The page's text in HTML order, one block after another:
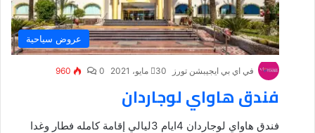
عروض سياحية
في اي بي ايجيبشن تورز 30 مايو، 2021 0
960
فندق هاواي لوجاردان
فندق هاواي لوجاردان 4ايام 3ليالي إقامة كامله فطار وغدا